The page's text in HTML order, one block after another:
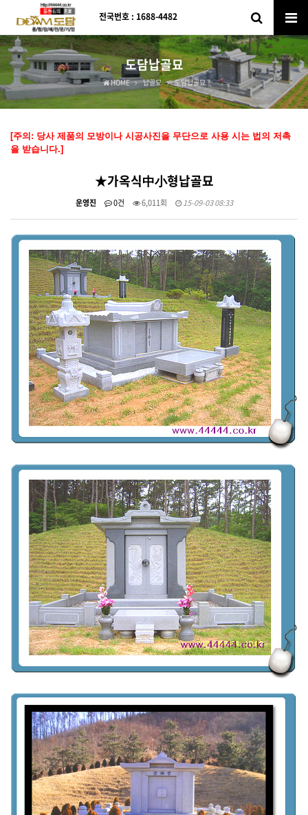
전국번호 : 1688-4482
도담납골묘
HOME 납골묘 도담납골묘
[주의: 당사 제품의 모방이나 시공사진을 무단으로 사용 시는 법의 저촉
을 받습니다.]
★가옥식中小형납골묘
운영진 0건 6,011회 15-09-03 08:33